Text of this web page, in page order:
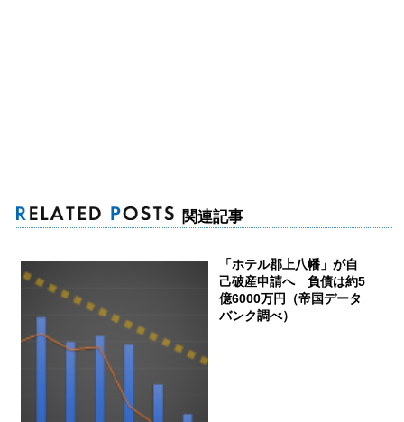
関連記事
「ホテル郡上八幡」が自
己破産申請へ 負債は約5
億6000万円（帝国データ
バンク調べ）